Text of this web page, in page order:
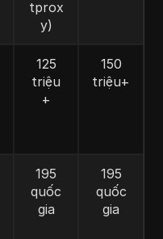
tprox
y)
125
triệu
+
150
triệu+
195
quốc
gia
195
quốc
gia